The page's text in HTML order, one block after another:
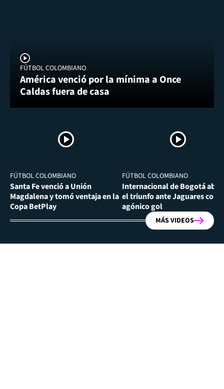
FÚTBOL COLOMBIANO
América venció por la mínima a Once
Caldas fuera de casa
FÚTBOL COLOMBIANO
Santa Fe venció a Unión
Magdalena y tomó ventaja en la
Copa BetPlay
FÚTBOL COLOMBIANO
Internacional de Bogotá
el triunfo ante Jaguares con
agónico gol
MÁS VIDEOS